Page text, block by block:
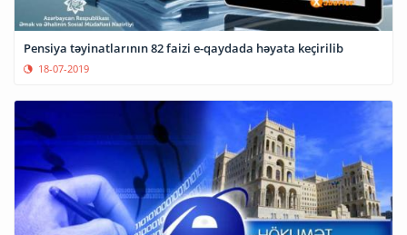
Pensiya təyinatlarının 82 faizi e-qaydada həyata keçirilib
18-07-2019